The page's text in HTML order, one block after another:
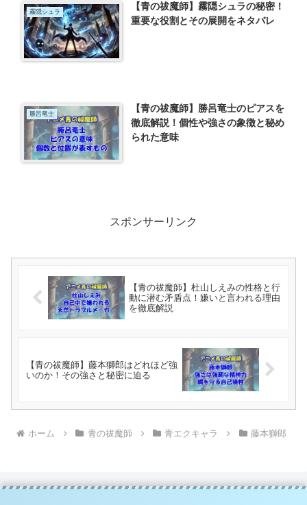
霧隠シュラ
【青の祓魔師】霧隠シュラの秘密！
重要な役割とその展開をネタバレ
勝呂竜士
【青の祓魔師】勝呂竜士のピアスを
徹底解説！個性や強さの象徴と秘め
られた意味
スポンサーリンク
【青の祓魔師】杜山しえみの性格と行
動に潜む矛盾点！嫌いと言われる理由
を徹底解説
【青の祓魔師】藤本獅郎はどれほど強
いのか！その強さと秘密に迫る
ホーム 青の祓魔師 青エクキャラ 藤本獅郎